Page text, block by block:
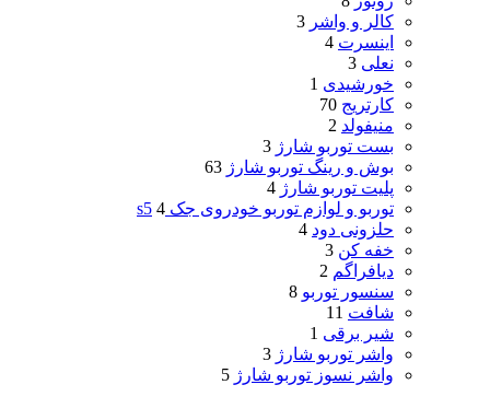
کالر و واشر 3
اینسرت 4
نعلی 3
خورشیدی 1
کارتریج 70
منیفولد 2
بست توربو شارژ 3
بوش و رینگ توربو شارژ 63
پلیت توربو شارژ 4
توربو و لوازم توربو خودروی جک s5 4
حلزونی دود 4
خفه کن 3
دیافراگم 2
سنسور توربو 8
شافت 11
شیر برقی 1
واشر توربو شارژ 3
واشر نسوز توربو شارژ 5